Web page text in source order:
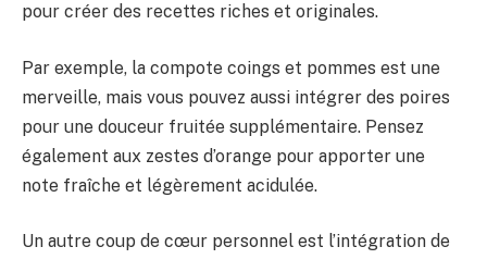
pour créer des recettes riches et originales.
Par exemple, la compote coings et pommes est une
merveille, mais vous pouvez aussi intégrer des poires
pour une douceur fruitée supplémentaire. Pensez
également aux zestes d’orange pour apporter une
note fraîche et légèrement acidulée.
Un autre coup de cœur personnel est l’intégration de